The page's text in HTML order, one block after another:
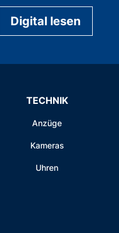
Digital lesen
TECHNIK
Anzüge
Kameras
Uhren